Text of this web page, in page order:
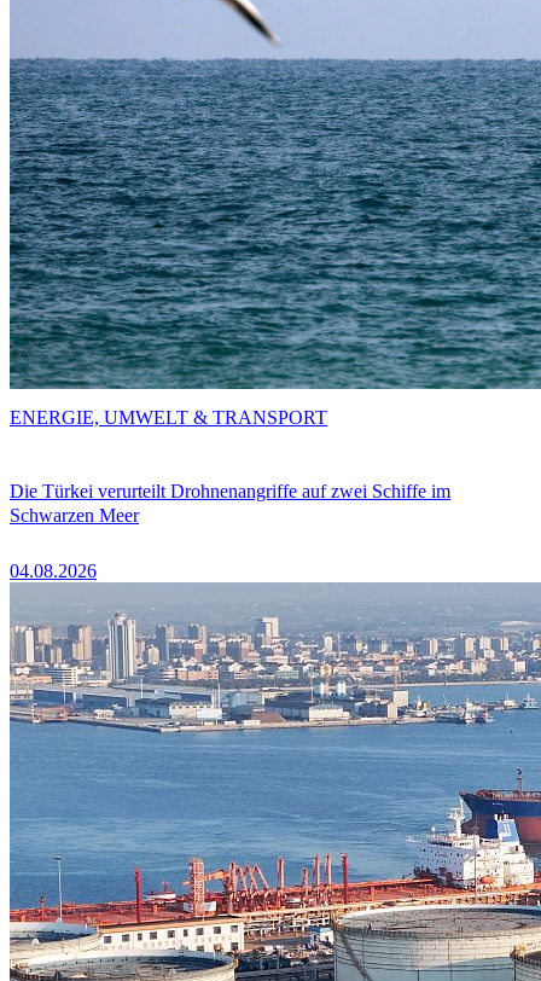
Die Türkei verurteilt Drohnenangriffe auf zwei Schiffe im
Schwarzen Meer
04.08.2026
ENERGIE, UMWELT & TRANSPORT